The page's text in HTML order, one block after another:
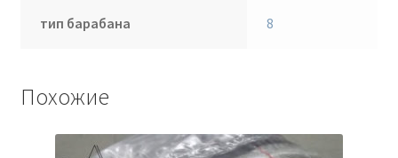
тип барабана 8
Похожие